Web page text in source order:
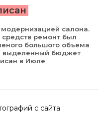
модернизацией салона.
средств ремонт был
большого объема
выделенный бюджет
в Июле
с сайта